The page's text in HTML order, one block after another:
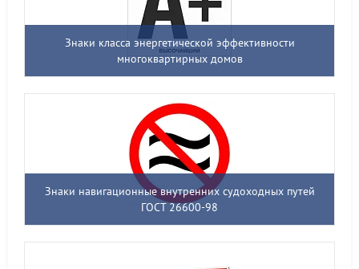
Знаки класса энергетической эффективности
многоквартирных домов
Знаки навигационные внутренних судоходных путей
ГОСТ 26600-98